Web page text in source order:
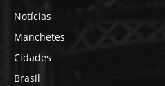
Notícias
Manchetes
Cidades
Brasil